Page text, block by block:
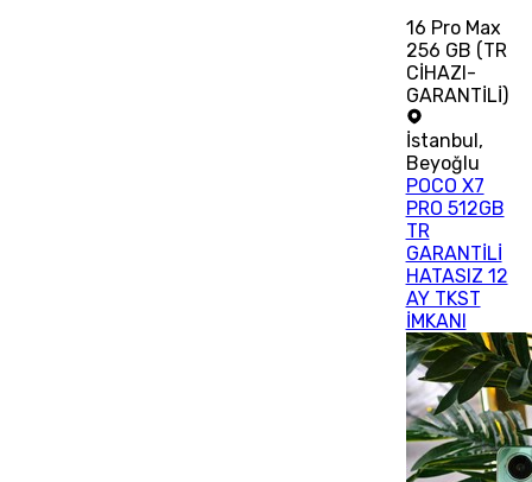
16 Pro Max
256 GB (TR
CİHAZI-
GARANTİLİ)
İstanbul ,
Beyoğlu
POCO X7
PRO 512GB
TR
GARANTİLİ
HATASIZ 12
AY TKST
İMKANI